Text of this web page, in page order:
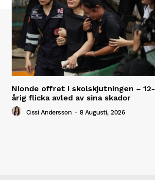
Nionde offret i skolskjutningen – 12-
årig flicka avled av sina skador
Cissi Andersson - 8 Augusti, 2026